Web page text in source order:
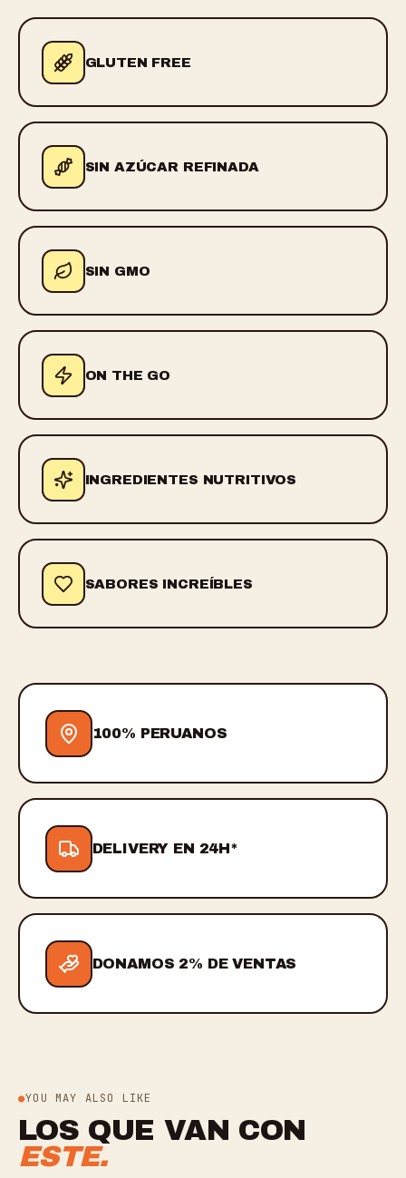
GLUTEN FREE
SIN AZÚCAR REFINADA
SIN GMO
ON THE GO
INGREDIENTES NUTRITIVOS
SABORES INCREÍBLES
100% PERUANOS
DELIVERY EN 24H*
DONAMOS 2% DE VENTAS
YOU MAY ALSO LIKE
LOS QUE VAN CON
ESTE.